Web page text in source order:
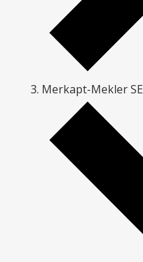
Merkapt-Mekler SE